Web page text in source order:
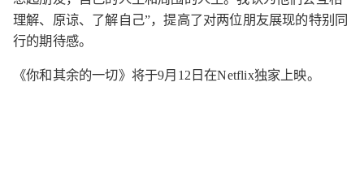
理解、原谅、了解自己”，提高了对两位朋友展现的特别同
行的期待感。
《你和其余的一切》将于9月12日在Netflix独家上映。